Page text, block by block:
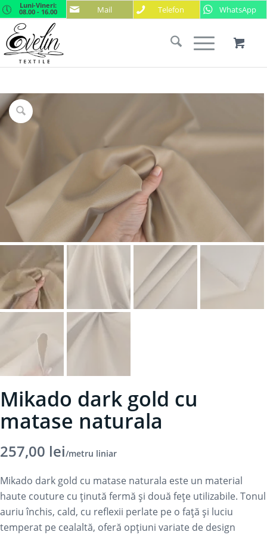
Mail Telefon WhatsApp
Luni-Vineri:
08.00 - 16.00
Mikado dark gold cu
matase naturala
257,00 lei/metru liniar
Mikado dark gold cu matase naturala este un material
haute couture cu ținută fermă și două fețe utilizabile. Tonul
auriu închis, cald, cu reflexii perlate pe o față și luciu
temperat pe cealaltă, oferă opțiuni variate de design